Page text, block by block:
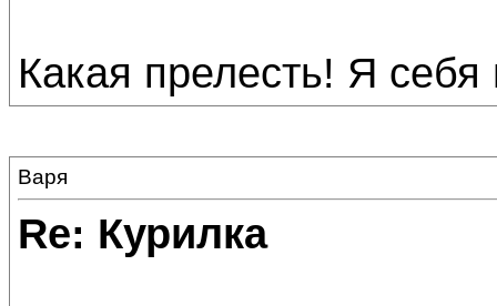
Какая прелесть! Я
Варя
Re: Курилка